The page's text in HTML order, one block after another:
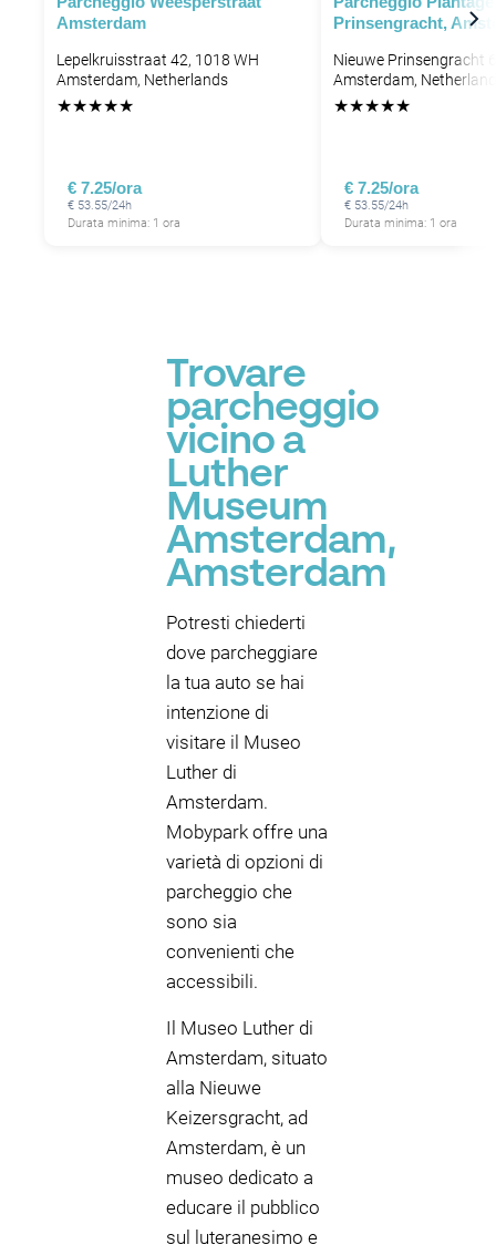
P
P
P
P
Amsterdam
Lepelkruisstraat 42, 1018 WH
Amsterdam, Netherlands
★★★★★
€ 7.25/ora
€ 53.55/24h
Durata minima: 1 ora
Prinsengracht,
Nieuwe Prinsengracht
Amsterdam,
★★★★★
€ 7.25/ora
€ 53.55/24h
Durata minima: 1 ora
Trovare
parcheggio
vicino a
Luther
Museum
Amsterdam,
Amsterdam
Potresti chiederti
dove parcheggiare
la tua auto se hai
intenzione di
visitare il Museo
Luther di
Amsterdam.
Mobypark offre una
varietà di opzioni di
parcheggio che
sono sia
convenienti che
accessibili.
Il Museo Luther di
Amsterdam, situato
alla Nieuwe
Keizersgracht, ad
Amsterdam, è un
museo dedicato a
educare il pubblico
sul luteranesimo e